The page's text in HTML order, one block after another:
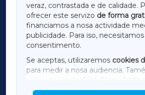
veraz, contrastada e de calidade.
ofrecer este servizo de forma
financiamos a nosa actividade
publicidade. Para iso,
consentimento.
Se aceptas, utilizaremos cookies
para medir a nosa audiencia.
utilizaremos
cookies de marketing
mostrar publicidade de terceiros.
LUGOXA
TERRACHAXA
AMARIÑAXA